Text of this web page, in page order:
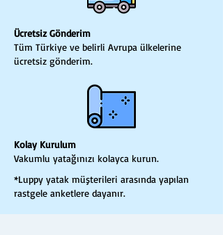
Ücretsiz Gönderim
Tüm Türkiye ve belirli Avrupa ülkelerine
ücretsiz gönderim.
Kolay Kurulum
Vakumlu yatağınızı kolayca kurun.
*Luppy yatak müşterileri arasında yapılan
rastgele anketlere dayanır.